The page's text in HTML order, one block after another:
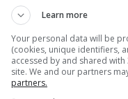
Learn more
Your personal data will be
(cookies, unique identifiers,
accessed by and shared
site. We and our partners
partners.